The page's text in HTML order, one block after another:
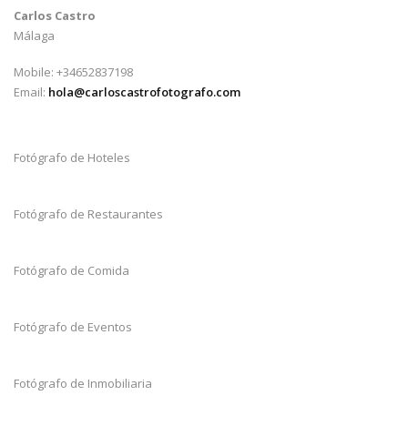
Carlos Castro
Málaga
Mobile: +34652837198
Email: hola@carloscastrofotografo.com
Fotógrafo de Hoteles
Fotógrafo de Restaurantes
Fotógrafo de Comida
Fotógrafo de Eventos
Fotógrafo de Inmobiliaria